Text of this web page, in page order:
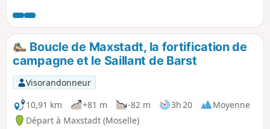
des routes forestières ou des chemins à l'écart des routes
très fréquentées de la région.
Boucle de Maxstadt, la fortification de
campagne et le Saillant de Barst
Visorandonneur
10,91 km
+81 m -82 m 3h 20
Moyenne
Départ à Maxstadt (Moselle)